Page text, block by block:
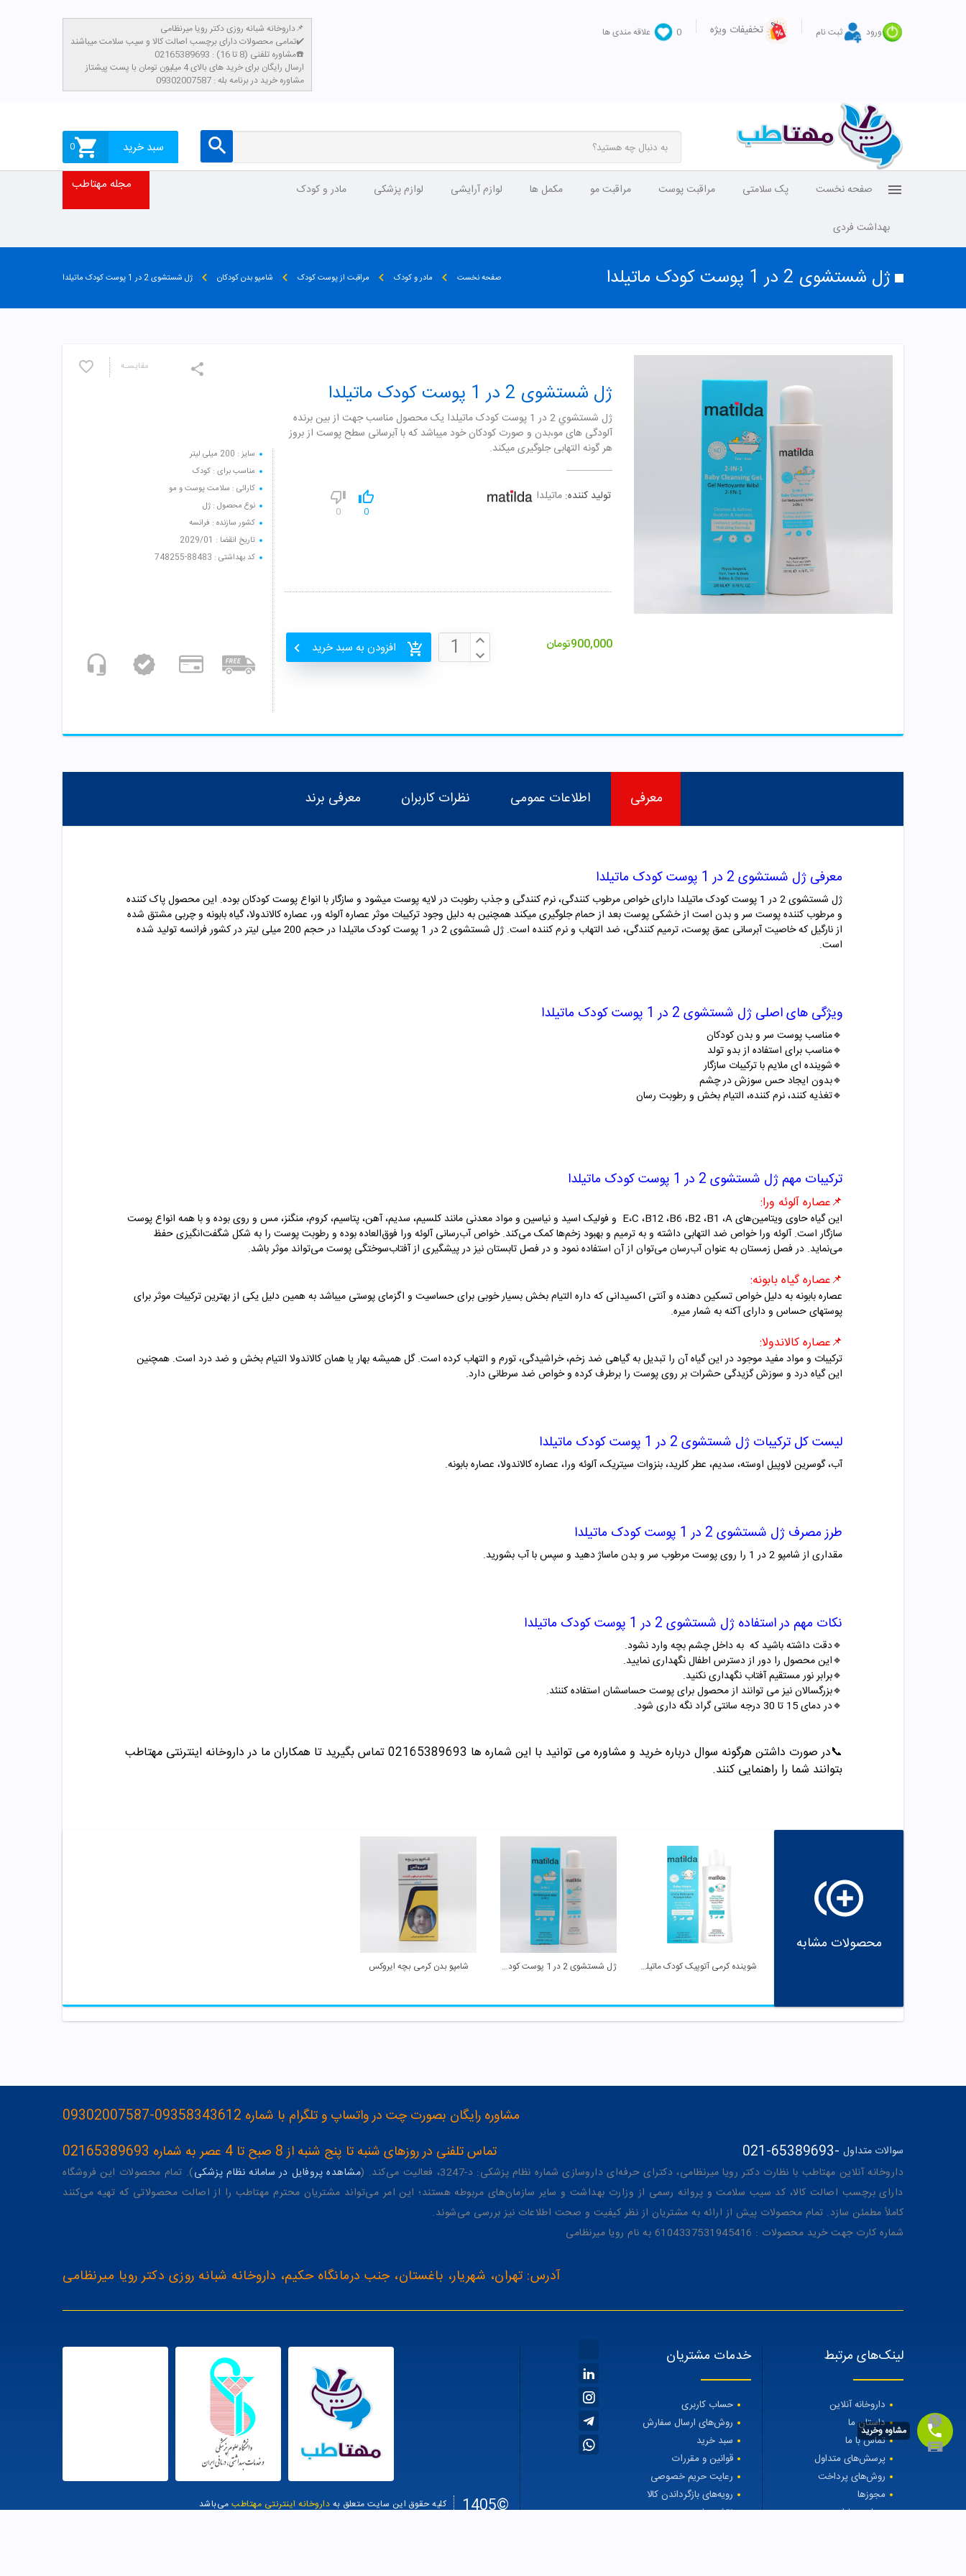
ورود ثبت نام تخفیفات ویژه 0 علاقه مندی ها
داروخانه شبانه روزی دکتر رویا میرنظامی📌
تمامی محصولات دارای برچسب اصالت کالا و سیب سلامت میباشند✔️
مشاوره تلفنی (8 تا 16) : 02165389693☎️
​ارسال رایگان برای خرید های بالای 4 میلیون تومان با پست پیشتاز
مشاوره خرید در برنامه بله : 09302007587
سبد خرید 0
صفحه نخست پک سلامتی مراقبت پوست مراقبت مو مکمل ها لوازم آرایشی لوازم پزشکی مادر و کودک
بهداشت فردی
مجله مهتاطب
ژل شستشوی 2 در 1 پوست کودک ماتیلدا صفحه نخست مادر و کودک مراقبت از پوست کودک شامپو بدن کودکان ژل شستشوی 2 در 1 پوست کودک ماتیلدا
مقایسـه
سایز : 200 میلی لیتر
مناسب برای : کودک
کارائی : سلامت پوست و مو
نوع محصول : ژل
کشور سازنده : فرانسه
تاریخ انقضا : 2029/01
کد بهداشتی : 88483-748255
ژل شستشوی 2 در 1 پوست کودک ماتیلدا
ژل شستشوي 2 در 1 پوست کودک ماتيلدا یک محصول مناسب جهت از بین برنده
آلودگی های مو،بدن و صورت کودکان خود میباشد که با آبرسانی سطح پوست از بروز
هر گونه التهابی جلوگیری میکند.
تولید کننده: ماتیلدا
0
0
900,000تومان افزودن به سبد خرید
معرفی اطلاعات عمومی نظرات کاربران معرفی برند
معرفی ژل شستشوی 2 در 1 پوست کودک ماتیلدا
ژل شستشوی 2 در 1 پوست کودک ماتیلدا دارای خواص مرطوب کنندگی، نرم کنندگی و جذب رطوبت در لایه پوست میشود و سازگار با انواع پوست کودکان بوده. این محصول پاک کننده
و مرطوب کننده پوست سر و بدن است از خشکی پوست بعد از حمام جلوگیری میکند همچنین به دلیل وجود ترکیبات موثر عصاره آلوئه ور، عصاره کالاندولا، گیاه بابونه و چربی مشتق شده
از نارگیل که خاصیت آبرسانی عمق پوست، ترمیم کنندگی، ضد التهاب و نرم کننده است. ژل شستشوی 2 در 1 پوست کودک ماتیلدا در حجم
200میلی لیتر در کشور فرانسه تولید شده
است.
ویژگی های اصلی ژل شستشوی 2 در 1 پوست کودک ماتیلدا
🔹مناسب پوست سر و بدن کودکان
🔹مناسب برای استفاده از بدو تولد
🔹شوینده ای ملایم با ترکیبات سازگار
🔹بدون ایجاد حس سوزش در چشم
🔹تغذیه کنند، نرم کننده، التیام بخش و رطوبت رسان
ترکیبات مهم ژل شستشوی 2 در 1 پوست کودک ماتیلدا
📌عصاره آلوئه ورا:
این گیاه حاوی ویتامین‌هایA، B1،B2، B6،B12، C،E و فولیک اسید و نیاسین و مواد معدنی مانند کلسیم، سدیم، آهن، پتاسیم، کروم، منگنز، مس و روی بوده و با همه انواع پوست
سازگار است. آلوئه ورا خواص ضد التهابی داشته و به ترمیم و بهبود زخم‌ها کمک می‌کند. خواص آب‌رسانی آلوئه ورا فوق‌العاده بوده و رطوبت پوست را به شکل شگفت‌انگیزی حفظ
می‌نماید. در فصل زمستان به عنوان آب‌رسان می‌توان از آن استفاده نمود و در فصل تابستان نیز در پیشگیری از آفتاب‌سوختگی پوست می‌تواند موثر باشد.
📌عصاره گیاه بابونه:
عصاره بابونه به دلیل خواص تسکین دهنده و آنتی اکسیدانی که داره التیام بخش بسیار خوبی برای حساسیت و اگزمای پوستی میباشد به همین دلیل یکی از بهترین ترکیبات موثر برای
پوستهای حساس و دارای آکنه به شمار میره.
📌عصاره کالاندولا:
ترکیبات و مواد مفید موجود در این گیاه آن را تبدیل به گیاهی ضد زخم، خراشیدگی، تورم و التهاب کرده است. گل همیشه بهار یا همان کالاندولا التیام بخش و ضد درد است. همچنین
این گیاه درد و سوزش گزیدگی حشرات بر روی پوست را برطرف کرده و خواص ضد سرطانی دارد.
لیست کل ترکیبات ژل شستشوی 2 در 1 پوست کودک ماتیلدا
آب، گوسرین لاوپیل اوسته، سدیم، عطر کلرید، بنزوات سیتریک، آلوئه ورا، عصاره کالاندولا، عصاره بابونه.
طرز مصرف ژل شستشوی 2 در 1 پوست کودک ماتیلدا
مقداری از شامپو 2 در 1 را روی پوست مرطوب سر و بدن ماساژ دهید و سپس با آب بشورید.
نکات مهم در استفاده ژل شستشوی 2 در 1 پوست کودک ماتیلدا
🔹دقت داشته باشید که به داخل چشم بچه وارد نشود.
🔹این محصول را دور از دسترس اطفال نگهداری نمایید.
🔹برابر نور مستقیم آفتاب نگهداری نکنید.
🔹بزرگسالان نیز می توانند از محصول برای پوست حساسشان استفاده کننئد.
🔹در دمای 15 تا 30 درجه سانتی گراد نگه داری شود.
📞در صورت داشتن هرگونه سوال درباره خرید و مشاوره می توانید با این شماره ها 02165389693
تماس بگیرید تا همکاران ما در داروخانه اینترنتی مهتاطب
بتوانند شما را راهنمایی کنند.
محصولات مشابه
شوینده کرمی آتوپیک کودک ماتیلدا ژل شستشوی 2 در 1 پوست کودک ماتیلدا شامپو بدن کرمی بچه ایروکس
مشاوره رایگان بصورت چت در واتساپ و تلگرام با شماره 09358343612-09302007587
تماس تلفنی در روزهای شنبه تا پنج شنبه از 8 صبح تا 4 عصر به شماره 02165389693
021-65389693 سوالات متداول -
داروخانه آنلاین مهتاطب با نظارت دکتر رویا میرنظامی، دکترای حرفه‌ای داروسازی شماره نظام پزشکی: د-3247، فعالیت می‌کند. ( مشاهده پروفایل در سامانه نظام پزشکی). تمام محصولات این فروشگاه
دارای برچسب اصالت کالا، کد سیب سلامت و پروانه رسمی از وزارت بهداشت و سایر سازمان‌های مربوطه هستند؛ این امر می‌تواند مشتریان محترم مهتاطب را از اصالت محصولاتی که تهیه می‌کنند
کاملاً مطمئن سازد. تمام محصولات پیش از ارائه به مشتریان از نظر کیفیت و صحت اطلاعات نیز بررسی می‌شوند.
شماره کارت جهت خرید محصولات : 6104337531945416 به نام رویا میرنظامی
آدرس: تهران، شهریار، باغستان، جنب درمانگاه حکیم، داروخانه شبانه روزی دکتر رویا میرنظامی
لینک‌های مرتبط
داروخانه آنلاین
داستان ما
تماس با ما
پرسش‌های متداول
روش‌های پرداخت
مجوزها
مجله مهتاطب
خدمات مشتریان
حساب کاربری
روش‌های ارسال سفارش
سبد خرید
قوانین و مقررات
رعایت حریم خصوصی
رویه‌های بازگرداندن کالا
نقشه سایت
©1405 کلیه حقوق این سایت متعلق به داروخانه اینترنتی مهتاطب می‌باشد
مشاوه وخرید